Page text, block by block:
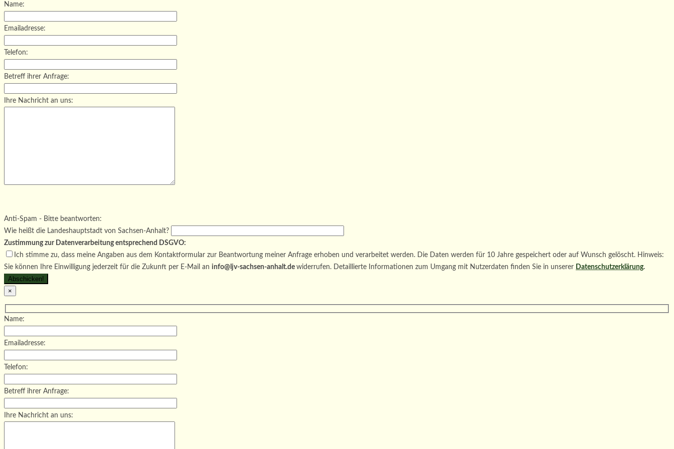
Name:
Emailadresse:
Telefon:
Betreff ihrer Anfrage:
Ihre Nachricht an uns:
Bitte lasse dieses Feld leer.
Anti-Spam - Bitte beantworten:
Wie heißt die Landeshauptstadt von Sachsen-Anhalt?
Zustimmung zur Datenverarbeitung entsprechend DSGVO:
Ich stimme zu, dass meine Angaben aus dem Kontaktformular zur Beantwortung meiner Anfrage erhoben und verarbeitet werden. Die Daten werden für 10 Jahre gespeichert oder auf Wunsch gelöscht. Hinweis:
Sie können Ihre Einwilligung jederzeit für die Zukunft per E-Mail an info@ljv-sachsen-anhalt.de widerrufen. Detaillierte Informationen zum Umgang mit Nutzerdaten finden Sie in unserer Datenschutzerklärung.
×
Name:
Emailadresse:
Telefon:
Betreff ihrer Anfrage:
Ihre Nachricht an uns: